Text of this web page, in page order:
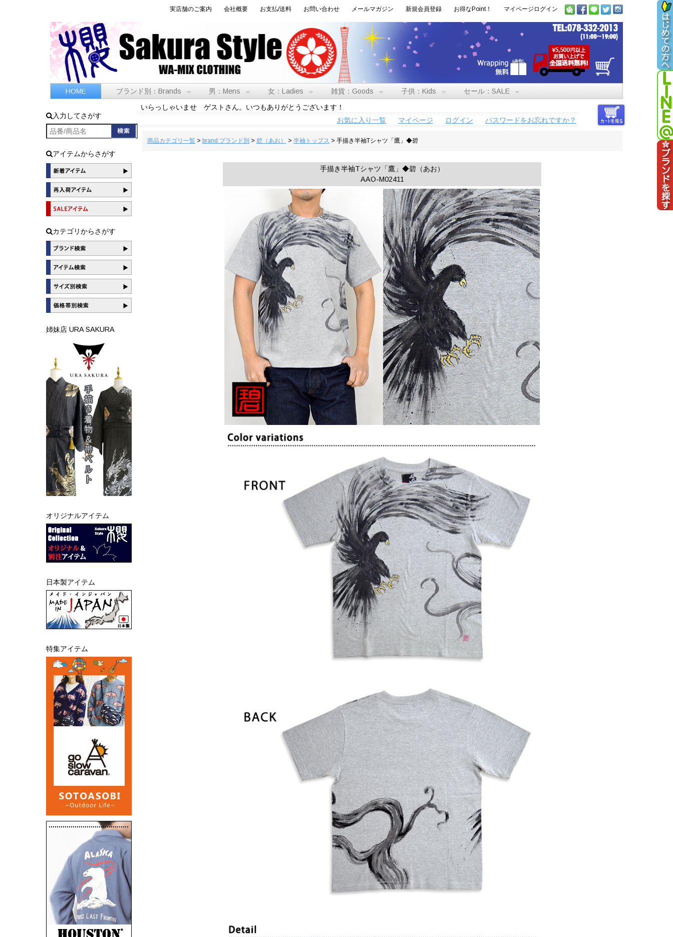
実店舗のご案内 会社概要 お支払/送料 お問い合わせ メールマガジン 新規会員登録 お得なPoint！ マイページログイン
HOME ブランド別：Brands 男：Mens 女：Ladies 雑貨：Goods 子供：Kids セール：SALE
入力してさがす
アイテムからさがす
カテゴリからさがす
姉妹店 URA SAKURA
オリジナルアイテム
日本製アイテム
特集アイテム
いらっしゃいませ ゲストさん。いつもありがとうございます！
お気に入り一覧
マイページ ログイン パスワードをお忘れですか？
商品カテゴリ一覧> brand:ブランド別 > 碧（あお） > 半袖トップス > 手描き半袖Tシャツ「鷹」◆碧
手描き半袖Tシャツ「鷹」◆碧（あお）
AAO-M02411